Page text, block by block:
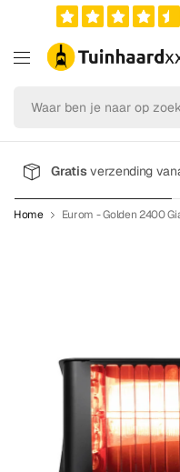
Gratisverzending
Home Eurom - Golden 2400